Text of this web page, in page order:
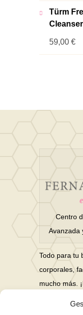
Türm
Cleanser
59,00 €
Centro
Avanzada
Todo para tu
corporales,
mucho más.